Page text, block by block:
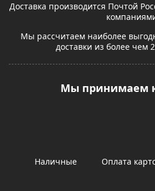
Доставка производится Почтой
Мы рассчитаем наиболее
доставки из более чем
Мы принимаем
Наличные Оплата